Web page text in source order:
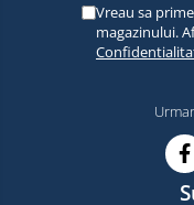
Vreau sa
magazinului.